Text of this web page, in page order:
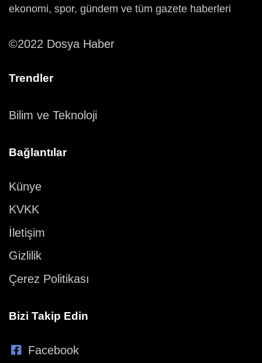
ekonomi, spor, gündem ve tüm gazete haberleri
©2022 Dosya Haber
Trendler
Bilim ve Teknoloji
Bağlantılar
Künye
KVKK
İletişim
Gizlilik
Çerez Politikası
Bizi Takip Edin
Facebook